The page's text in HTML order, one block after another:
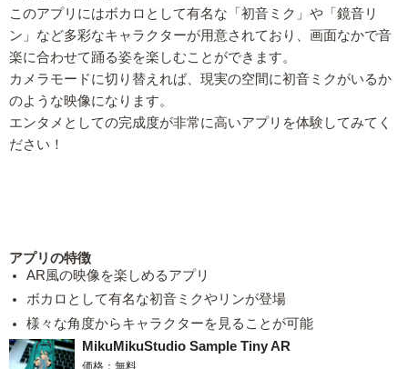
このアプリにはボカロとして有名な「初音ミク」や「鏡音リ
ン」など多彩なキャラクターが用意されており、画面なかで音
楽に合わせて踊る姿を楽しむことができます。
カメラモードに切り替えれば、現実の空間に初音ミクがいるか
のような映像になります。
エンタメとしての完成度が非常に高いアプリを体験してみてく
ださい！
アプリの特徴
AR風の映像を楽しめるアプリ
ボカロとして有名な初音ミクやリンが登場
様々な角度からキャラクターを見ることが可能
MikuMikuStudio Sample Tiny AR
価格：無料